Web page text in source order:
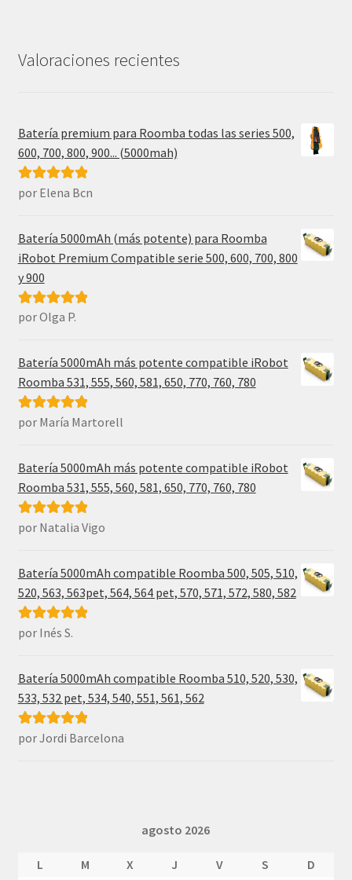
Valoraciones recientes
Batería premium para Roomba todas las series 500,
600, 700, 800, 900... (5000mah)
Valorado con
por Elena Bcn
Batería 5000mAh (más potente) para Roomba
iRobot Premium Compatible serie 500, 600, 700, 800
y 900
Valorado con
por Olga P.
Batería 5000mAh más potente compatible iRobot
Roomba 531, 555, 560, 581, 650, 770, 760, 780
Valorado con
por María Martorell
Batería 5000mAh más potente compatible iRobot
Roomba 531, 555, 560, 581, 650, 770, 760, 780
Valorado con
por Natalia Vigo
Batería 5000mAh compatible Roomba 500, 505, 510,
520, 563, 563pet, 564, 564 pet, 570, 571, 572, 580, 582
Valorado con
por Inés S.
Batería 5000mAh compatible Roomba 510, 520, 530,
533, 532 pet, 534, 540, 551, 561, 562
Valorado con
por Jordi Barcelona
agosto 2026
L M X J V S
D